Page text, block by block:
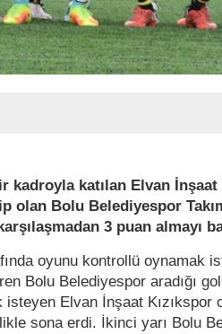
kadroyla katılan Elvan
Bolu Belediyespor
3 puan almayı
oyunu kontrollü oynamak
Bolu Belediyespor aradığı
Elvan İnşaat Kızıkspor
sona erdi. İkinci yarı Bolu